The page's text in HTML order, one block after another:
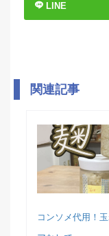
LINE
関連記事
コンソメ代用！